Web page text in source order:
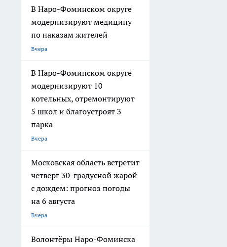
В Наро-Фоминском округе
модернизируют медицину
по наказам жителей
Вчера
В Наро-Фоминском округе
модернизируют 10
котельных, отремонтируют
5 школ и благоустроят 3
парка
Вчера
Московская область встретит
четверг 30-градусной жарой
с дождем: прогноз погоды
на 6 августа
Вчера
Волонтёры Наро-Фоминска